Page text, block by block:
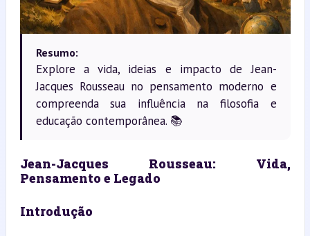
Resumo:
Explore a vida, ideias e impacto de Jean-
Jacques Rousseau no pensamento moderno e
compreenda sua influência na filosofia e
educação contemporânea. 📚
Jean-Jacques Rousseau: Vida,
Pensamento e Legado
Introdução